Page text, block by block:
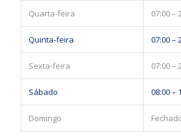
Quarta-feira 07:00 –
Quinta-feira 07:00 –
Sexta-feira 07:00 –
Sábado 08:00 –
Domingo